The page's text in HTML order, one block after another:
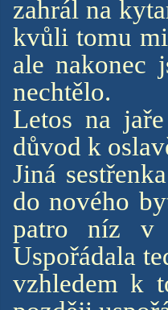
zahrál na
kvůli tomu
ale nakonec
nechtělo.
Letos na
důvod k
Jiná
do nového
patro níz v
Uspořádala
vzhledem k